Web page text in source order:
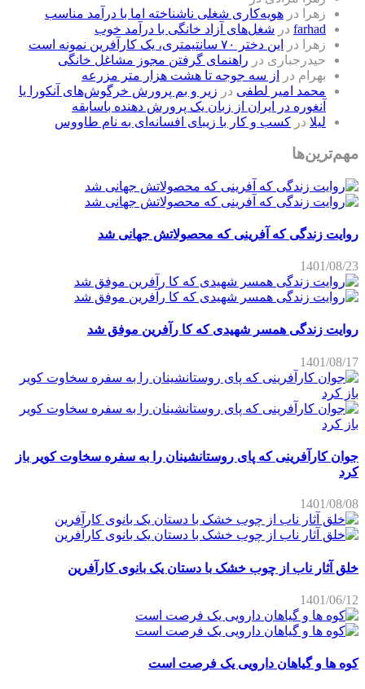
زهرا
در هویه‌کاری شغلی ناشناخته اما با درآمد مناسب
farhad در شغل‌های آزاد خانگی با درآمد خوب
زهرا
در
این دختر ۷۰ سانتیمتری، یک کارآفرین نمونه است
حیدرجباری در راهنمای گرفتن مجوز مشاغل خانگی
بهرام در
از سه جوجه تا هشت هزار متر مزرعه
محمد امیر لطفی در زیر و بم پرورش خرگوش‌های آنکورا یا
آنغوره در ایران از زبان یک پرورش دهنده باسابقه
لیلا در کسب و کار با زیبای افسانه‌ای به نام طاووس
مهم‌ترین‌ها
روایت زندگی که آفرینی که محصولاتش جهانی شد
1401/08/23
روایت زندگی همسر شهیدی که کا رآفرین موفق شد
1401/08/17
جوان کارآفرینی که پای روستانشینان را به سفره سخاوت کویر باز
کرد
1401/08/08
خلق آثار ناب از چوب خشک با دستان یک بانوی کارآفرین
1401/06/12
کوه ها و گیاهان دارویی یک فرصت است